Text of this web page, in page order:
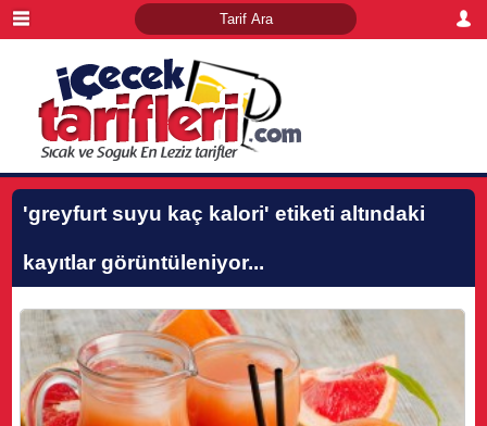
'greyfurt suyu kaç kalori' etiketi altındaki
kayıtlar görüntüleniyor...